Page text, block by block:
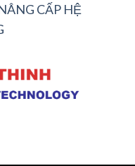
CẤP HỆ